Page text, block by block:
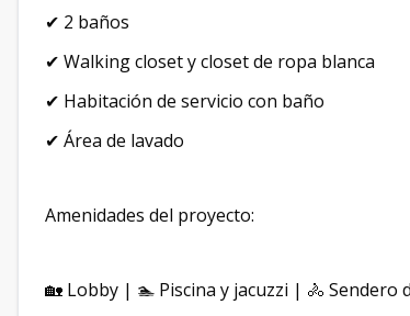
✔ 2 baños
✔ Walking closet y closet de ropa blanca
✔ Habitación de servicio con baño
✔ Área de lavado
Amenidades del proyecto:
🏡 Lobby | 🏊 Piscina y jacuzzi | 🚴 Sendero